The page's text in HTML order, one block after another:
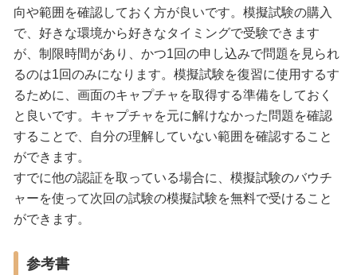
向や範囲を確認しておく方が良いです。模擬試験の購入
で、好きな環境から好きなタイミングで受験できます
が、制限時間があり、かつ1回の申し込みで問題を見られ
るのは1回のみになります。模擬試験を復習に使用するす
るために、画面のキャプチャを取得する準備をしておく
と良いです。キャプチャを元に解けなかった問題を確認
することで、自分の理解していない範囲を確認すること
ができます。
すでに他の認証を取っている場合に、模擬試験のバウチ
ャーを使って次回の試験の模擬試験を無料で受けること
ができます。
参考書